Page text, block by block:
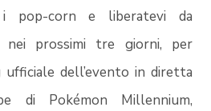
i pop-corn e liberatevi da
nei prossimi tre giorni, per
dell’evento in diretta
di Pokémon Millennium,